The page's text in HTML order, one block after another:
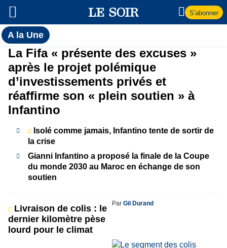
S'abonner
A la UneToutes
l'actualité
du Soir
A
la
Une
La Fifa « présente des excuses »
après le projet polémique
d’investissements privés et
réaffirme son « plein soutien » à
Infantino
Isolé comme jamais, Infantino tente de sortir de
la crise
Gianni Infantino a proposé la finale de la Coupe
du monde 2030 au Maroc en échange de son
soutien
Livraison de colis : le
dernier kilomètre pèse
lourd pour le climat
Par Gil Durand